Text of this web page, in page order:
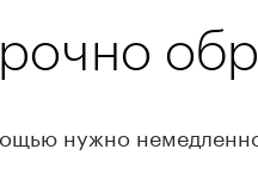
нужно